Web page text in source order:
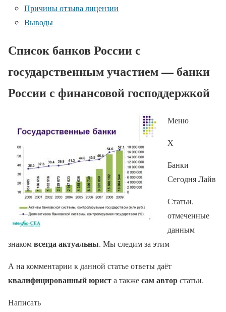
Причины отзыва лицензии
Выводы
Список банков России с
государственным участием — банки
России с финансовой господдержкой
Меню
X
Банки
Сегодня Лайв
Статьи,
отмеченные
данным
знакомвсегда актуальны. Мы следим за этим
А на комментарии к данной статье ответы даёт
квалифицированный юриста такжесам авторстатьи.
Написать